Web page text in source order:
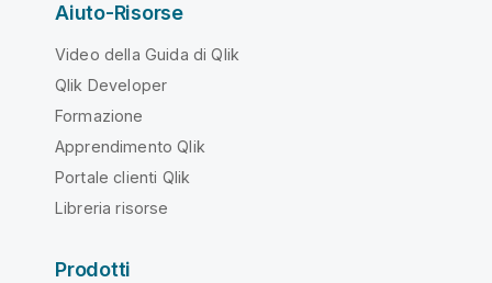
Aiuto-Risorse
Video della Guida di Qlik
Qlik Developer
Formazione
Apprendimento Qlik
Portale clienti Qlik
Libreria risorse
Prodotti